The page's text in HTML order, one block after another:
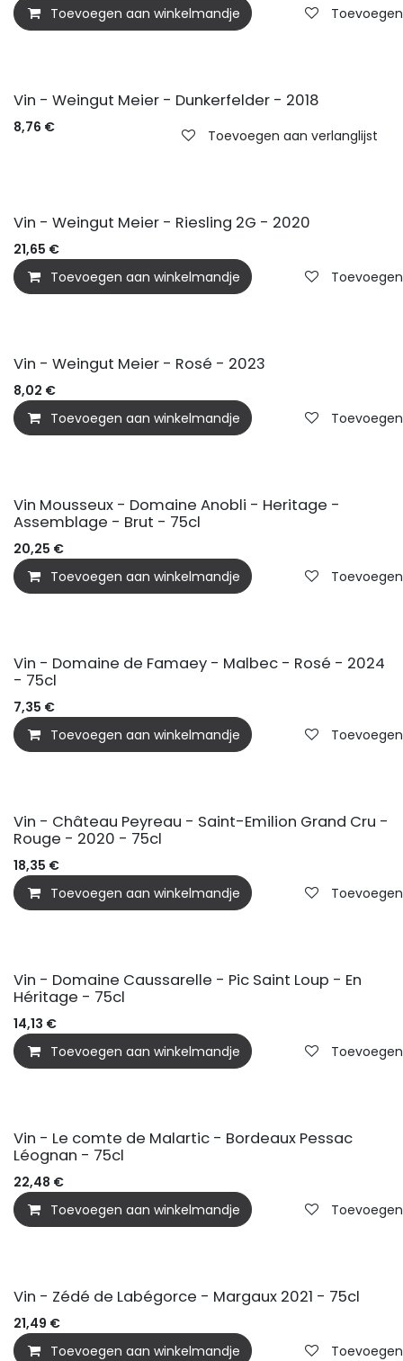
Toevoegen aan winkelmandje
Vin - Weingut Meier - Dunkerfelder - 2018
8,76 € Toevoegen aan verlanglijst
BIO
Vin - Weingut Meier - Riesling 2G - 2020
21,65 €
Toevoegen aan winkelmandje
BIO
Vin - Weingut Meier - Rosé - 2023
8,02 €
Toevoegen aan winkelmandje
Vin Mousseux - Domaine Anobli - Heritage -
Assemblage - Brut - 75cl
20,25 €
Toevoegen aan winkelmandje
Vin - Domaine de Famaey - Malbec - Rosé - 2024
- 75cl
7,35 €
Toevoegen aan winkelmandje
Vin - Château Peyreau - Saint-Emilion Grand Cru -
Rouge - 2020 - 75cl
18,35 €
Toevoegen aan winkelmandje
Vin - Domaine Caussarelle - Pic Saint Loup - En
Héritage - 75cl
14,13 €
Toevoegen aan winkelmandje
Vin - Le comte de Malartic - Bordeaux Pessac
Léognan - 75cl
22,48 €
Toevoegen aan winkelmandje
Vin - Zédé de Labégorce - Margaux 2021 - 75cl
21,49 €
Toevoegen aan winkelmandje